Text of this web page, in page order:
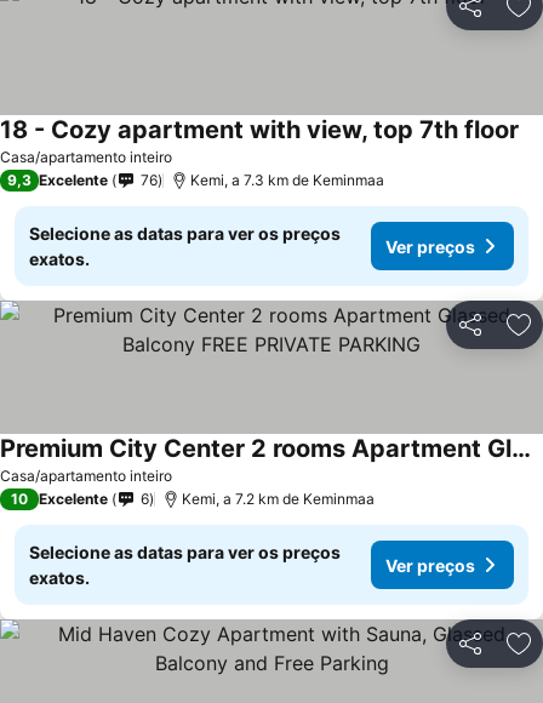
Partilhar
Casa/apartamento inteiro
18 - Cozy apartment with view, top 7th floor
9,3 Excelente 76 Kemi, a 7.3 km de Keminmaa
Selecione as datas para ver os preços
exatos.
Ver preços
Partilhar
Casa/apartamento inteiro
Premium City Center 2 rooms Apartment Glassed Balcony FREE PRIVATE PARKING
10 Excelente 6 Kemi, a 7.2 km de Keminmaa
Selecione as datas para ver os preços
exatos.
Ver preços
Partilhar